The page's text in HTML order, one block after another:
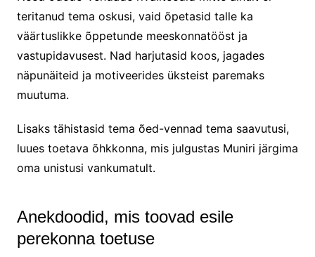
teritanud tema oskusi, vaid õpetasid talle ka
väärtuslikke õppetunde meeskonnatööst ja
vastupidavusest. Nad harjutasid koos, jagades
näpunäiteid ja motiveerides üksteist paremaks
muutuma.
Lisaks tähistasid tema õed-vennad tema saavutusi,
luues toetava õhkkonna, mis julgustas Muniri järgima
oma unistusi vankumatult.
Anekdoodid, mis toovad esile
perekonna toetuse